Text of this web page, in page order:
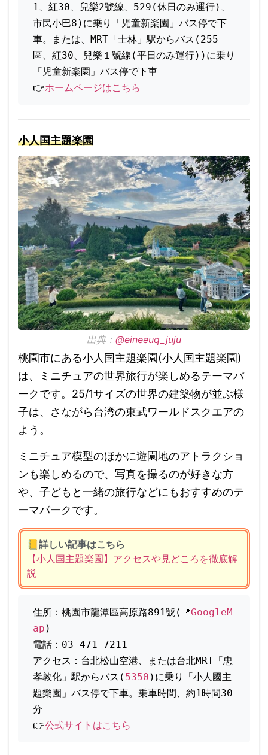
1、紅30、兒樂2號線、529(休日のみ運行)、
市民小巴8)に乗り「児童新楽園」バス停で下
車。または、 MRT「士林」駅からバス(255
區、紅30、兒樂１號線(平日のみ運行))に乗り
「児童新楽園」バス停で下車
👉ホームページはこちら
小人国主題楽園
出典： @eineeuq_juju
桃園市にある小人国主題楽園(小人国主題楽園)
は、ミニチュアの世界旅行が楽しめるテーマパ
ークです。25/1サイズの世界の建築物が並ぶ様
子は、さながら台湾の東武ワールドスクエアの
よう。
ミニチュア模型のほかに遊園地のアトラクショ
ンも楽しめるので、写真を撮るのが好きな方
や、子どもと一緒の旅行などにもおすすめのテ
ーマパークです。
📒詳しい記事はこちら
【小人国主題楽園】アクセスや見どころを徹底解
説
住所：桃園市龍潭區高原路891號(📍GoogleM
ap )
電話：03-471-7211
アクセス：台北松山空港、または台北MRT「忠
孝敦化」駅からバス( 5350 )に乗り「小人國主
題樂園」バス停で下車。乗車時間、約1時間30
分
👉公式サイトはこちら